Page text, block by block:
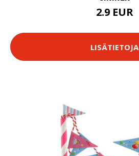
2.9 EUR
LISÄTIETOJA